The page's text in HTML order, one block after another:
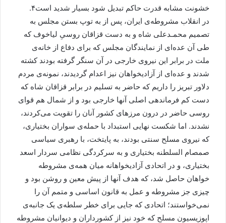
خشونت مشابه قدرت حاکم تبدیل شود بسیار شدید است۴.
در انقلاب مشروطه‌ی ایران، پس از به توپ بستن مجلس به
تصمیم محمـدعلی شاه و به دست قزاقان روسیِ لیاخوف که
طی آن عده‌ای از نمایندگان مجلس که برای دفاع از خانه‌ی
ملت در برابر این نیروی خارجی در آن سنگر گرفته بودند کشته
شدند و عده‌ای از آزادیخواهان نیز اعدام گردیدند، نمونه‌ی مردم
دلاور تبریز را داریم که حاضر به تسلیم در برابر قزاقان شاه که
دست کم فرماندهی اصلی آنها خارجی بود و از شمال هم قوای
روسی حاضر در درون مرزهای کشور آنان را تقویت می‌کردند،
نشدند. اما شکست نهایی استبداد با حمله‌ی سواران بختیاری،
که نیروی مسلح سنتی بودند، به پایتخت، با رهبری سیاسی
صمصام السلطنه بختیاری و به سرکردگی نظامی سردار اسعد
بختیاری، و در اتحادی آزادیخواهانه میان همه‌ی مشروطه
خواهان حاصل شد، که هدف آنها از پیش معین و روشن بود و
چیزی جز مشروطه و عمل به قانون اساسی و متمم آن را
نمی‌خواستند؛ اتحادی که جایی برای خطر سلطه‌ی یک جانبه‌ی
اپوزیسیون مسلح که خود نیز از کشورداران و دیوانیان مشروطه